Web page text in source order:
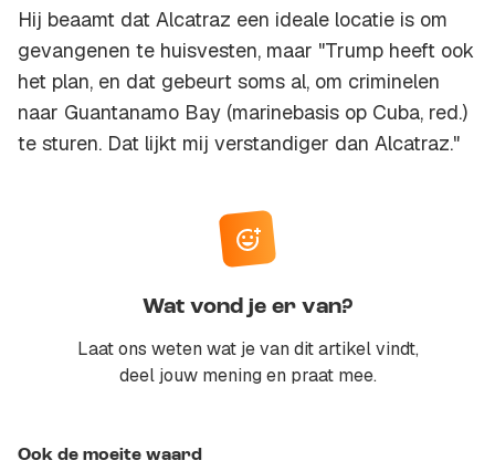
Hij beaamt dat Alcatraz een ideale locatie is om
gevangenen te huisvesten, maar "Trump heeft ook
het plan, en dat gebeurt soms al, om criminelen
naar Guantanamo Bay (marinebasis op Cuba, red.)
te sturen. Dat lijkt mij verstandiger dan Alcatraz."
Wat vond je er van?
Laat ons weten wat je van dit artikel vindt,
deel jouw mening en praat mee.
Ook de moeite waard